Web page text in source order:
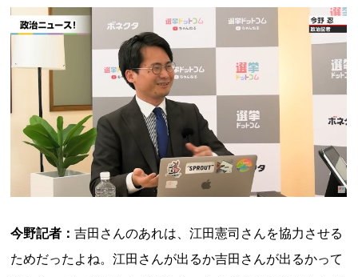
今野記者：吉田さんのあれは、江田憲司さんを協力させる
ためだったよね。江田さんが出るか吉田さんが出るかって